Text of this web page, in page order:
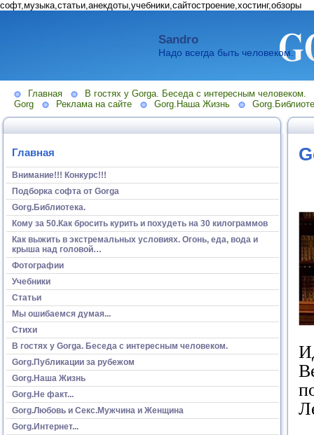
софт,музыка,статьи,анекдоты,учебники,сайтостроение,хостинг,обзоры
Sandro
Надо всегда быть человеком.
Главная
В гостях у Gorga. Беседа с интересным человеком.
Gorg
Реклама на сайте Gorg.Наша Жизнь
Главная
Внимание!!! Конкурс!!!
Подборка софта от Gorga
Gorg.Библиотека.
Кому за 50.Как бросить курить и похудеть на 30 килограммов
Как выжить в экстремальных условиях. Огонь, еда, вода и
крыша над головой…
Фотографии
Учебники
Статьи
Мы ошибаемся думая...
Стихи
В гостях у Gorga. Беседа с интересным человеком.
Gorg.Публикации за рубежом
Gorg.Наша Жизнь
Gorg.Не факт...
Gorg.Любовь и Секс.Мужчина и Женщина
Gorg.Интернет...